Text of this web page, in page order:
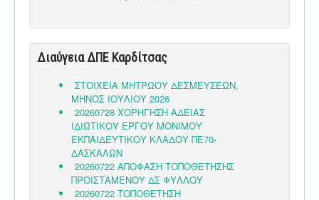
Διαύγεια ΔΠΕ Καρδίτσας